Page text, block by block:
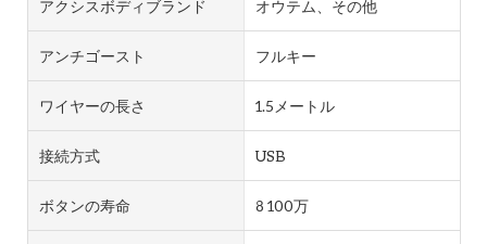
アクシスボディブランド オウテム、その他
アンチゴースト フルキー
ワイヤーの長さ 1.5メートル
接続方式 USB
ボタンの寿命 8 100万